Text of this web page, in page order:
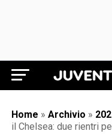
Home » Archivio »
il Chelsea: due rientri